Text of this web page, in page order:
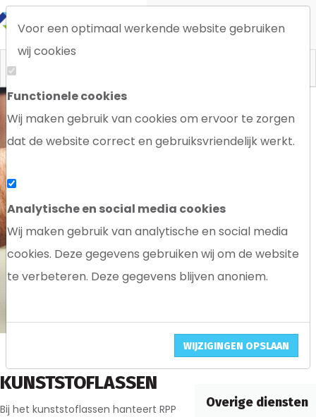
Voor een optimaal werkende website gebruiken
wij cookies
Functionele cookies
Wij maken gebruik van cookies om ervoor te zorgen
dat de website correct en gebruiksvriendelijk werkt.
Analytische en social media cookies
Wij maken gebruik van analytische en social media
cookies. Deze gegevens gebruiken wij om de website
te verbeteren. Deze gegevens blijven anoniem.
WIJZIGINGEN OPSLAAN
ONTDEK ONS SPECIALISME
Zelf een lasproduct ontwikkelen?
CONTACT ONS.
KUNSTSTOFLASSEN
Bij het kunststoflassen hanteert RPP
Overige diensten